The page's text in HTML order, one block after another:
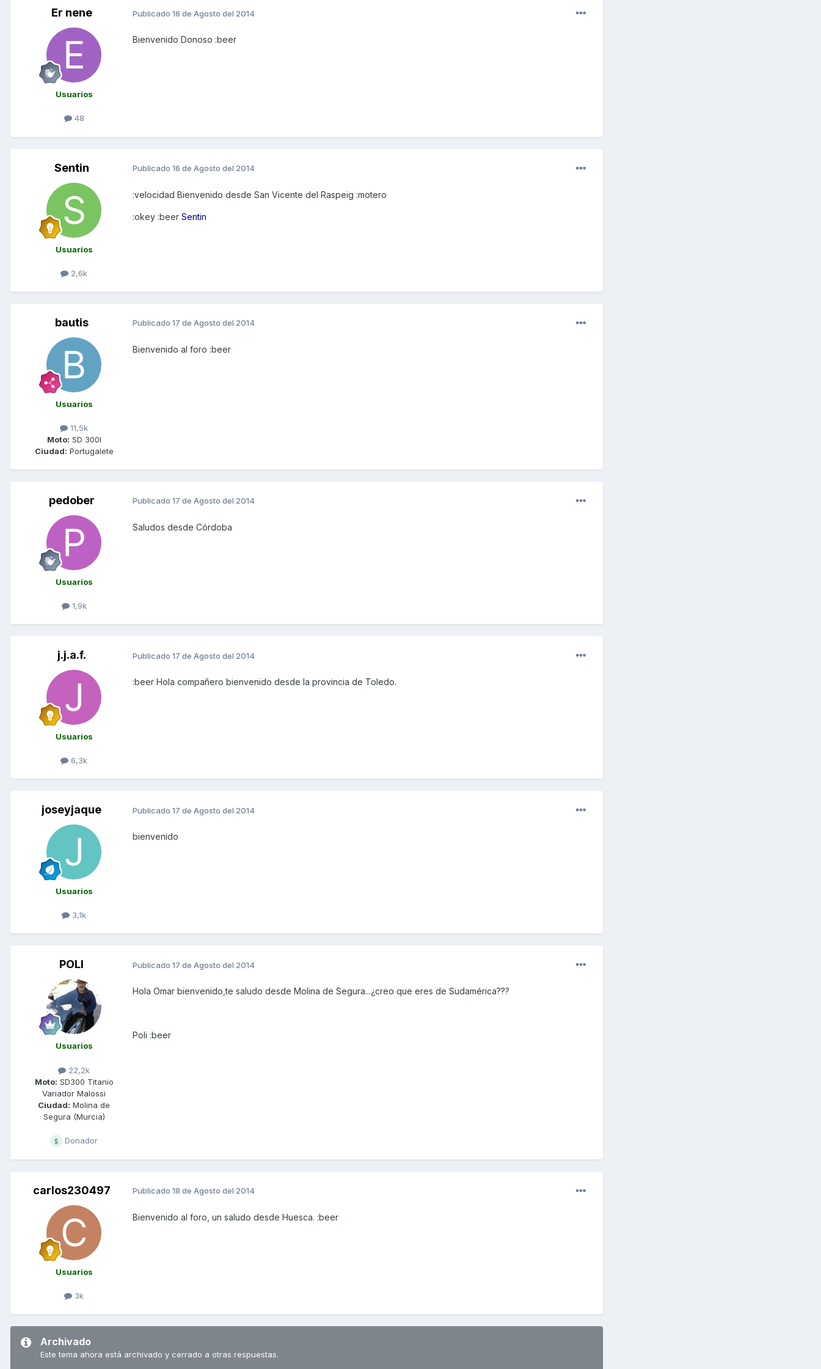
Er nene
Usuarios
48
Publicado 16 de Agosto del 2014
Bienvenido Donoso :beer
Sentin
Usuarios
2,6k
Publicado 16 de Agosto del 2014
:velocidad Bienvenido desde San Vicente del Raspeig :motero
:okey :beer Sentin
bautis
Usuarios
11,5k
Moto: SD 300I
Ciudad: Portugalete
Publicado 17 de Agosto del 2014
Bienvenido al foro :beer
pedober
Usuarios
1,9k
Publicado 17 de Agosto del 2014
Saludos desde Córdoba
j.j.a.f.
Usuarios
6,3k
Publicado 17 de Agosto del 2014
:beer Hola compañero bienvenido desde la provincia de Toledo.
joseyjaque
Usuarios
3,1k
Publicado 17 de Agosto del 2014
bienvenido
POLI
Usuarios
22,2k
Moto: SD300 Titanio
Variador Malossi
Ciudad: Molina de
Segura (Murcia)
Donador
Publicado 17 de Agosto del 2014
Hola Omar bienvenido,te saludo desde Molina de Segura...¿creo que eres de Sudamérica???
Poli :beer
carlos230497
Usuarios
3k
Publicado 18 de Agosto del 2014
Bienvenido al foro, un saludo desde Huesca. :beer
Archivado
Este tema ahora está archivado y cerrado a otras respuestas.